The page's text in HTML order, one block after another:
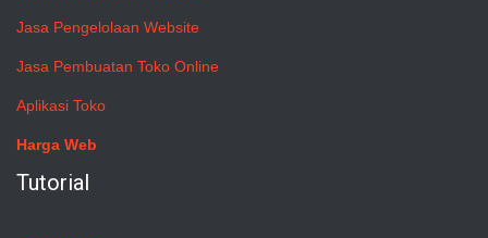
Jasa Pengelolaan Website
Jasa Pembuatan Toko Online
Aplikasi Toko
Harga Web
Tutorial